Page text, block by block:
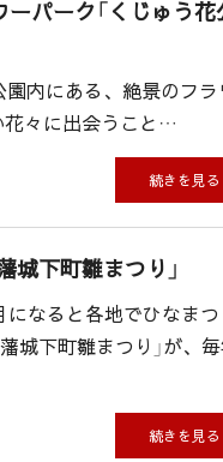
パーク「くじゅう花
内にある、絶景のフラ
花々に出会うこと…
続きを見る
城下町雛まつり」
なると各地でひなまつ
城下町雛まつり」が、
続きを見る